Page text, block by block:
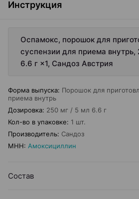
Инструкция
Оспамокс, порошок для
суспензии для приема внутрь,
6.6 г ×1, Сандоз Австрия
Форма выпуска: Порошок для
приема внутрь
Дозировка: 250 мг / 5 мл 6.6 г
Кол-во в упаковке: 1 шт.
Производитель: Сандоз
МНН: Амоксициллин
Состав